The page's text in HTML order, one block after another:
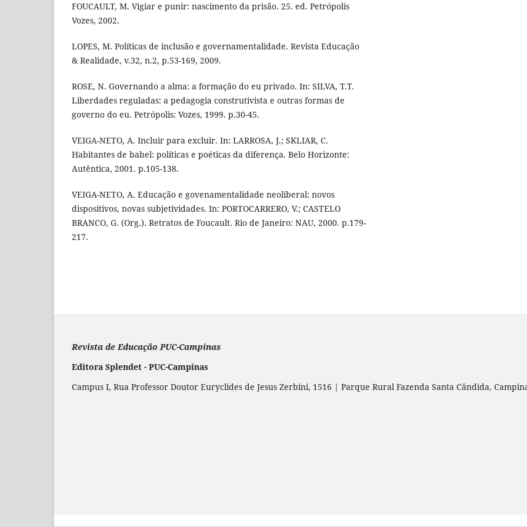
FOUCAULT, M. Vigiar e punir: nascimento da prisão. 25. ed. Petrópolis
Vozes, 2002.
LOPES, M. Políticas de inclusão e governamentalidade. Revista Educação
& Realidade, v.32, n.2, p.53-169, 2009.
ROSE, N. Governando a alma: a formação do eu privado. In: SILVA, T.T.
Liberdades reguladas: a pedagogia construtivista e outras formas de
governo do eu. Petrópolis: Vozes, 1999. p.30-45.
VEIGA-NETO, A. Incluir para excluir. In: LARROSA, J.; SKLIAR, C.
Habitantes de babel: políticas e poéticas da diferença. Belo Horizonte:
Autêntica, 2001. p.105-138.
VEIGA-NETO, A. Educação e govenamentalidade neoliberal: novos
dispositivos, novas subjetividades. In: PORTOCARRERO, V.; CASTELO
BRANCO, G. (Org.). Retratos de Foucault. Rio de Janeiro: NAU, 2000. p.179-
217.
Revista de Educação PUC-Campinas
Editora Splendet - PUC-Campinas
Campus I, Rua Professor Doutor Euryclides de Jesus Zerbini, 1516 | Parque Rural Fazenda Santa Cândida,